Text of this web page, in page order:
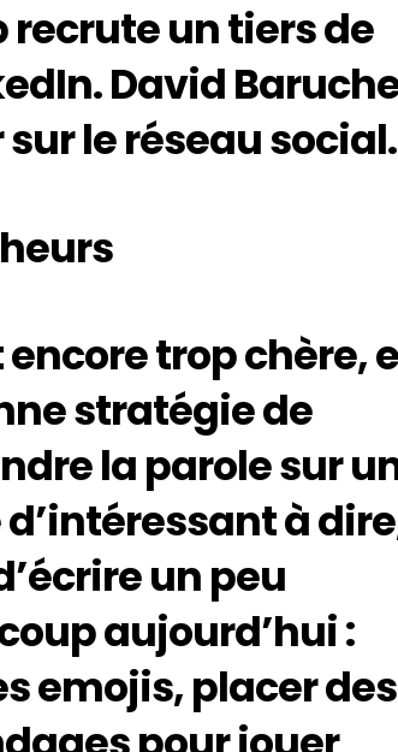
recrute un tiers de
David
le réseau social.
trop chère,
stratégie de
la parole sur
à
un peu
aujourd’hui :
emojis, placer des